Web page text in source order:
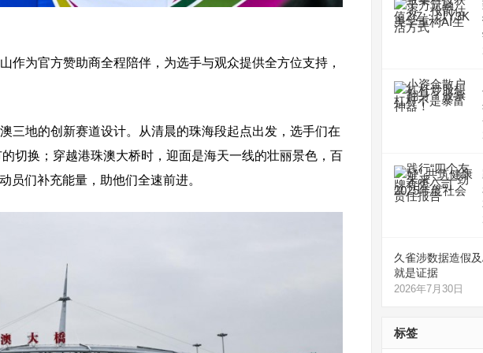
作为官方赞助商全程陪伴，为选手与观众提供全方位支持，
三地的创新赛道设计。从清晨的珠海段起点出发，选手们在
切换；穿越港珠澳大桥时，迎面是海天一线的壮丽景色，百
员们补充能量，助他们全速前进。
久雀涉数据造假
就是证据
2026年7月30日
标签